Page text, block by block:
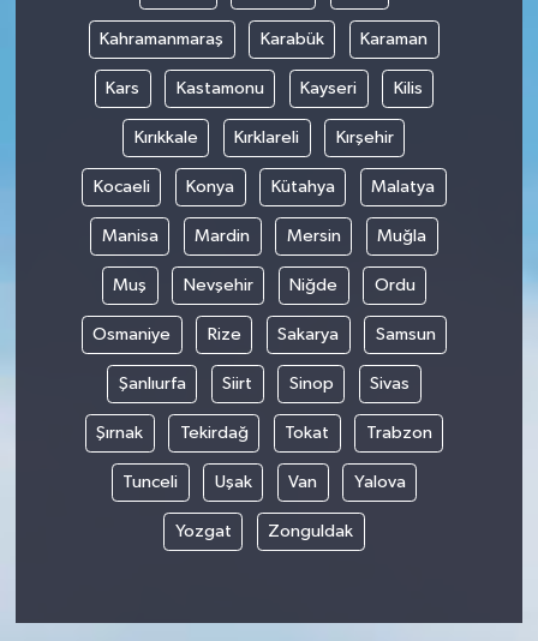
Kahramanmaraş Karabük Karaman
Kars Kastamonu Kayseri Kilis
Kırıkkale Kırklareli Kırşehir
Kocaeli Konya Kütahya Malatya
Manisa Mardin Mersin Muğla
Muş Nevşehir Niğde Ordu
Osmaniye Rize Sakarya Samsun
Şanlıurfa Siirt Sinop Sivas
Şırnak Tekirdağ Tokat Trabzon
Tunceli Uşak Van Yalova
Yozgat Zonguldak